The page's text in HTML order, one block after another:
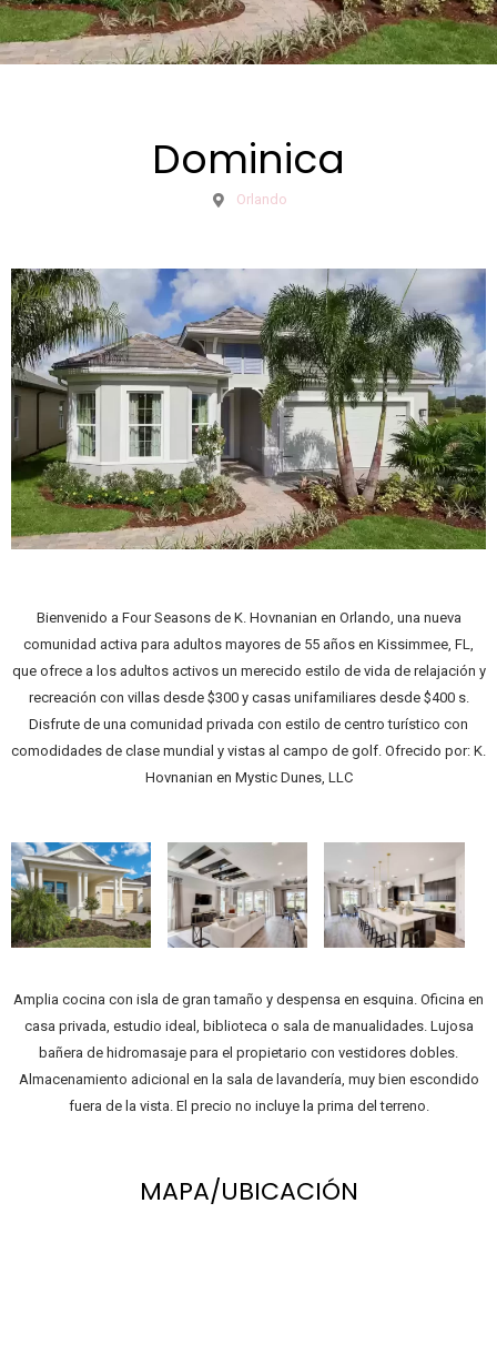
Dominica
Orlando
Bienvenido a Four Seasons de K. Hovnanian en Orlando, una nueva
comunidad activa para adultos mayores de 55 años en Kissimmee, FL,
que ofrece a los adultos activos un merecido estilo de vida de relajación y
recreación con villas desde $300 y casas unifamiliares desde $400 s.
Disfrute de una comunidad privada con estilo de centro turístico con
comodidades de clase mundial y vistas al campo de golf. Ofrecido por: K.
Hovnanian en Mystic Dunes, LLC
Amplia cocina con isla de gran tamaño y despensa en esquina. Oficina en
casa privada, estudio ideal, biblioteca o sala de manualidades. Lujosa
bañera de hidromasaje para el propietario con vestidores dobles.
Almacenamiento adicional en la sala de lavandería, muy bien escondido
fuera de la vista. El precio no incluye la prima del terreno.
MAPA/UBICACIÓN